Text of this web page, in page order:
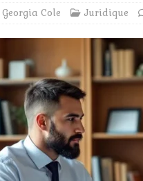
Georgia Cole Juridique